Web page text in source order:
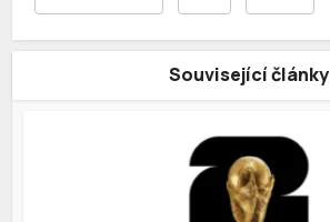
Související články